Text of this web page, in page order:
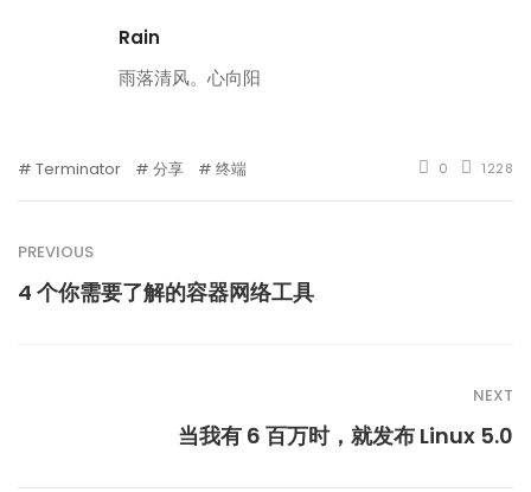
Rain
雨落清风。心向阳
Terminator 分享 终端 0 1228
PREVIOUS
4 个你需要了解的容器网络工具
NEXT
当我有 6 百万时，就发布 Linux 5.0